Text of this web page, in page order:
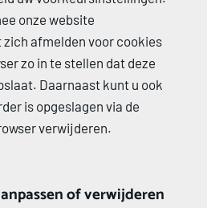
onze website
afmelden voor cookies
zo in te stellen dat deze
Daarnaast kunt u ook
is opgeslagen via de
verwijderen.
of verwijderen